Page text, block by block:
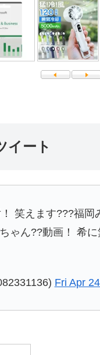
イート
笑えます???福岡
ゃん??動画！ 希
Fri Apr